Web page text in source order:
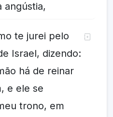
angústia,
te jurei pelo
Israel, dizendo:
há de reinar
e ele se
trono, em